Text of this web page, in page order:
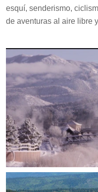
esquí, senderismo,
de aventuras al aire libre